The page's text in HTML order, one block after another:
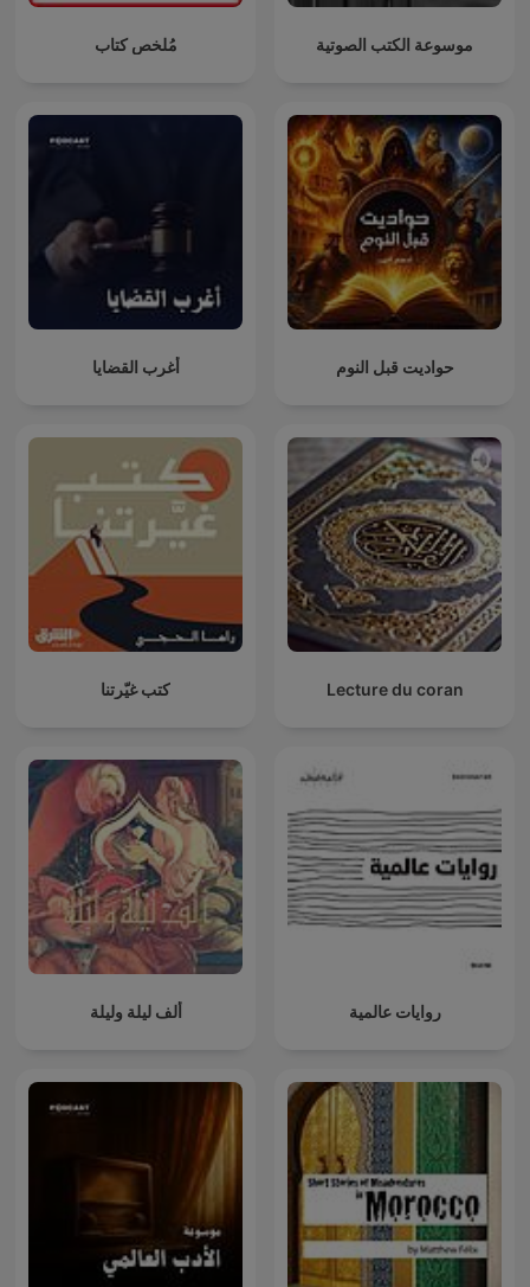
مُلخص كتاب موسوعة الكتب الصوتية
أغرب القضايا حواديت قبل النوم
كتب غيّرتنا Lecture du coran
ألف ليلة وليلة روايات عالمية